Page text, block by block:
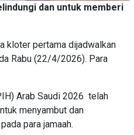
dan untuk memberi
kloter pertama dijadwalkan
Rabu (22/4/2026). Para
Arab Saudi 2026 telah
menyambut dan
para jamaah.